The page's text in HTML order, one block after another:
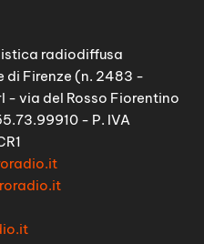
radiodiffusa
di Firenze (n. 2483 -
via del Rosso Fiorentino
- P. IVA